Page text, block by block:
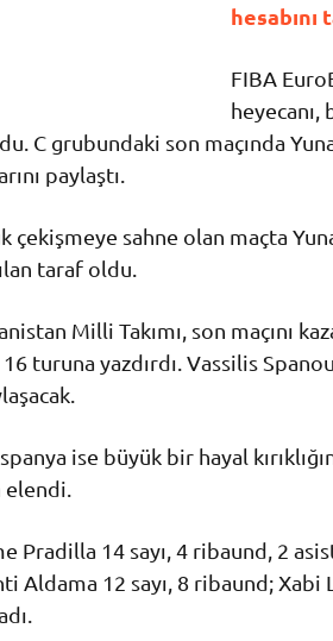
FIBA
heyecanı,
C grubundaki son maçında
paylaştı.
çekişmeye sahne olan maçta
taraf oldu.
Milli Takımı, son maçını
turuna yazdırdı. Vassilis
ise büyük bir hayal
elendi.
Pradilla 14 sayı, 4 ribaund, 2
Aldama 12 sayı, 8 ribaund;